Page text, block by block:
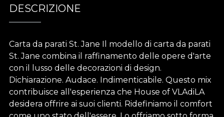
DESCRIZIONE
Carta da parati St. Jane Il modello di carta da parati
St. Jane combina il raffinamento delle opere d'arte
con il lusso delle decorazioni di design.
Dichiarazione. Audace. Indimenticabile. Questo mix
contribuisce all'esperienza che House of VLAdiLA
desidera offrire ai suoi clienti. Ridefiniamo il comfort